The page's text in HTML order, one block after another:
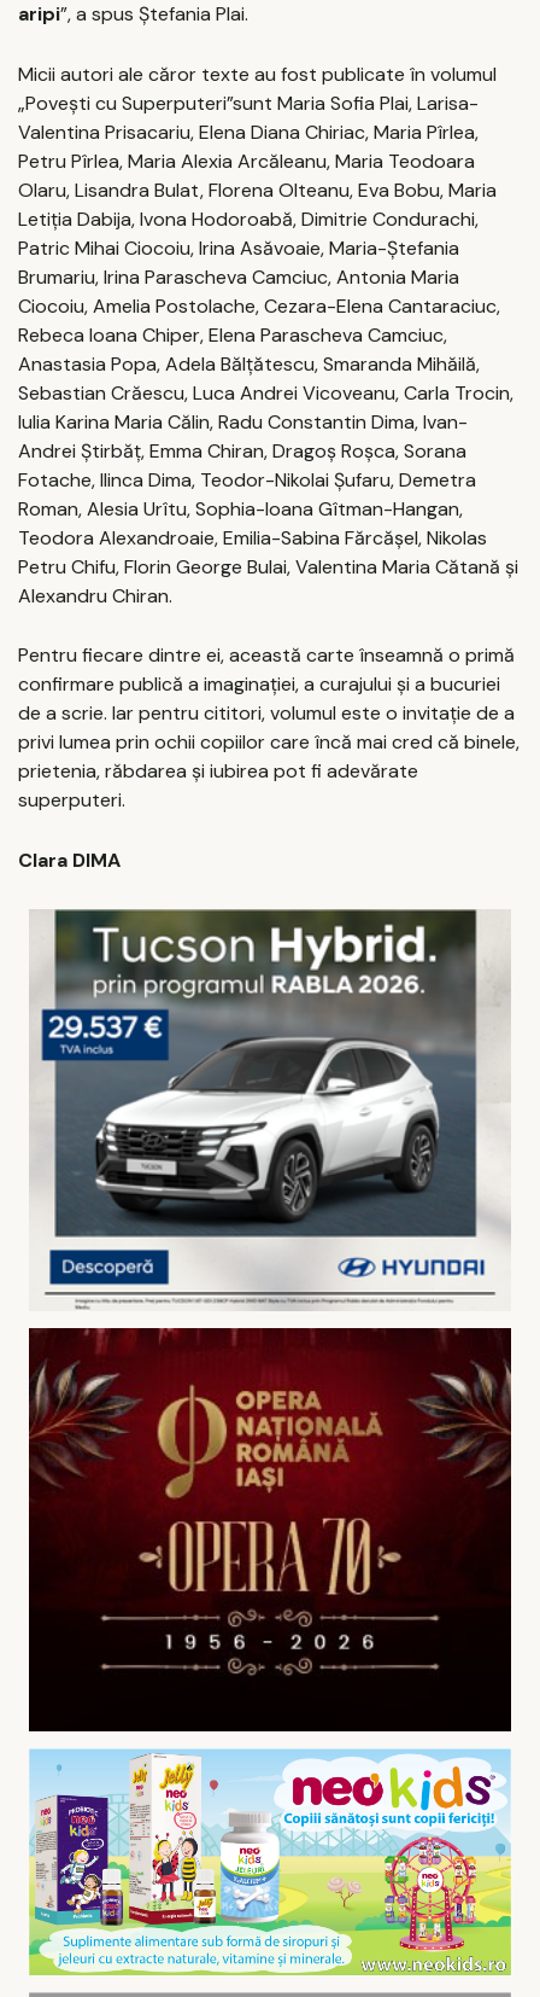
aripi”, a spus Ștefania Plai.
Micii autori ale căror texte au fost publicate în volumul
„Povești cu Superputeri”sunt Maria Sofia Plai, Larisa-
Valentina Prisacariu, Elena Diana Chiriac, Maria Pîrlea,
Petru Pîrlea, Maria Alexia Arcăleanu, Maria Teodoara
Olaru, Lisandra Bulat, Florena Olteanu, Eva Bobu, Maria
Letiția Dabija, Ivona Hodoroabă, Dimitrie Condurachi,
Patric Mihai Ciocoiu, Irina Asăvoaie, Maria-Ștefania
Brumariu, Irina Parascheva Camciuc, Antonia Maria
Ciocoiu, Amelia Postolache, Cezara-Elena Cantaraciuc,
Rebeca Ioana Chiper, Elena Parascheva Camciuc,
Anastasia Popa, Adela Bălțătescu, Smaranda Mihăilă,
Sebastian Crăescu, Luca Andrei Vicoveanu, Carla Trocin,
Iulia Karina Maria Călin, Radu Constantin Dima, Ivan-
Andrei Știrbăț, Emma Chiran, Dragoș Roșca, Sorana
Fotache, Ilinca Dima, Teodor-Nikolai Șufaru, Demetra
Roman, Alesia Urîtu, Sophia-Ioana Gîtman-Hangan,
Teodora Alexandroaie, Emilia-Sabina Fărcășel, Nikolas
Petru Chifu, Florin George Bulai, Valentina Maria Cătană și
Alexandru Chiran.
Pentru fiecare dintre ei, această carte înseamnă o primă
confirmare publică a imaginației, a curajului și a bucuriei
de a scrie. Iar pentru cititori, volumul este o invitație de a
privi lumea prin ochii copiilor care încă mai cred că binele,
prietenia, răbdarea și iubirea pot fi adevărate
superputeri.
Clara DIMA